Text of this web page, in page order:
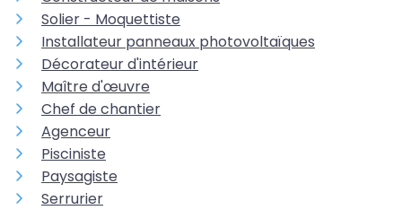
Solier - Moquettiste
Installateur panneaux photovoltaïques
Décorateur d'intérieur
Maître d'œuvre
Chef de chantier
Agenceur
Pisciniste
Paysagiste
Serrurier